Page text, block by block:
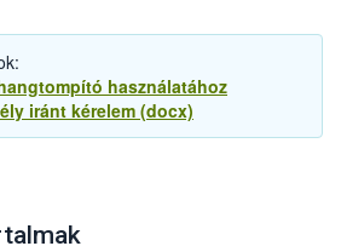
használatához
iránt kérelem (docx)